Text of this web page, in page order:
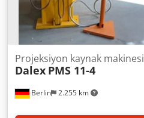
Berlin 2.255 km
Projeksiyon kaynak makinesi
Dalex PMS 11-4